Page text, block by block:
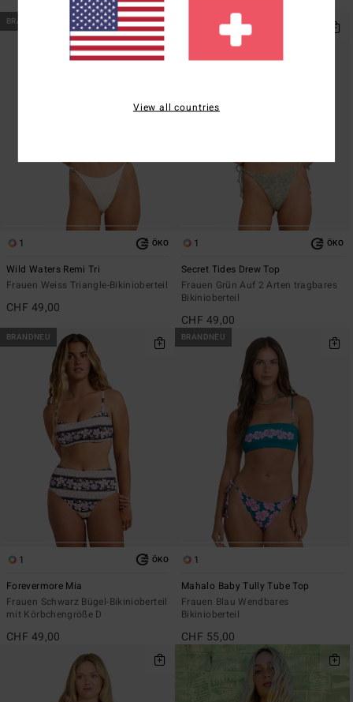
BRANDNEU
1 ÖKO
Wild Waters Remi Tri
Frauen Weiss Triangle-Bikinioberteil
CHF 49,00
BRANDNEU
1 ÖKO
Secret Tides Drew Top
Frauen Grün Auf 2 Arten tragbares
Bikinioberteil
CHF 49,00
BRANDNEU
1 ÖKO
Forevermore Mia
Frauen Schwarz Bügel-Bikinioberteil
mit Körbchengröße D
CHF 49,00
BRANDNEU
1
Mahalo Baby Tully Tube Top
Frauen Blau Wendbares
Bikinioberteil
CHF 55,00
View all countries